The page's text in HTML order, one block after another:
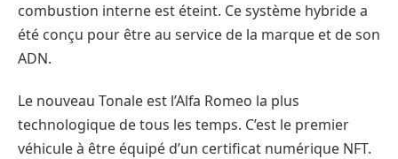
combustion interne est éteint. Ce système hybride a
été conçu pour être au service de la marque et de son
ADN.
Le nouveau Tonale est l’Alfa Romeo la plus
technologique de tous les temps. C’est le premier
véhicule à être équipé d’un certificat numérique NFT.